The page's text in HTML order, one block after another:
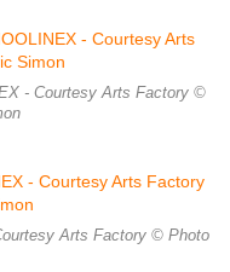
- Courtesy Arts Factory ©
Arts Factory © Photo